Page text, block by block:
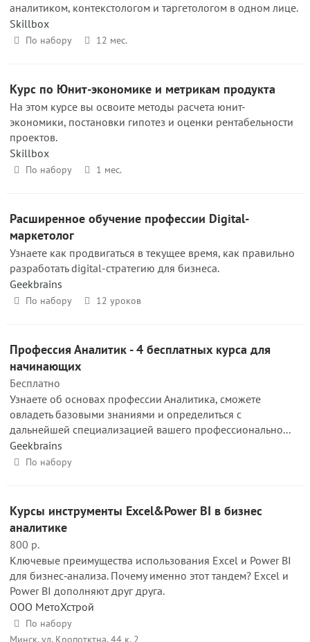
аналитиком, контекстологом и таргетологом в одном лице.
Skillbox
По набору 12 мес.
Курс по Юнит-экономике и метрикам продукта
На этом курсе вы освоите методы расчета юнит-
экономики, постановки гипотез и оценки рентабельности
проектов.
Skillbox
По набору 1 мес.
Расширенное обучение профессии Digital-
маркетолог
Узнаете как продвигаться в текущее время, как правильно
разработать digital-стратегию для бизнеса.
Geekbrains
По набору 12 уроков
Профессия Аналитик - 4 бесплатных курса для
начинающих
Бесплатно
Узнаете об основах профессии Аналитика, сможете
овладеть базовыми знаниями и определиться с
дальнейшей специализацией вашего профессионально...
Geekbrains
По набору
Курсы инструменты Excel&Power BI в бизнес
аналитике
800 р.
Ключевые преимущества использования Excel и Power BI
для бизнес‑анализа. Почему именно этот тандем? Excel и
Power BI дополняют друг друга.
ООО МетоХстрой
По набору
Минск, ул. Кропотктна, 44 к. 2